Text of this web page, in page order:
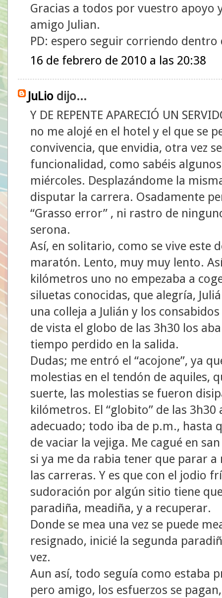
Gracias a todos por vuestro apoyo
amigo Julian.
PD: espero seguir corriendo
16 de febrero de 2010 a las 20:38
JuLio dijo...
Y DE REPENTE APARECIÓ UN
no me alojé en el hotel y el que se
convivencia, que envidia, otra vez
funcionalidad, como sabéis
miércoles. Desplazándome la
disputar la carrera. Osadamente
“Grasso error” , ni rastro de
serona.
Así, en solitario, como se vive este
maratón. Lento, muy muy lento.
kilómetros uno no empezaba a
siluetas conocidas, que alegría,
una colleja a Julián y los
de vista el globo de las 3h30 los
tiempo perdido en la salida.
Dudas; me entró el “acojone”, ya
molestias en el tendón de aquiles,
suerte, las molestias se fueron
kilómetros. El “globito” de las
adecuado; todo iba de p.m., hasta
de vaciar la vejiga. Me cagué en
si ya me da rabia tener que parar
las carreras. Y es que con el jodio
sudoración por algún sitio tiene
paradiña, meadiña, y a recuperar.
Donde se mea una vez se puede
resignado, inicié la segunda
vez.
Aun así, todo seguía como estaba
pero amigo, los esfuerzos se